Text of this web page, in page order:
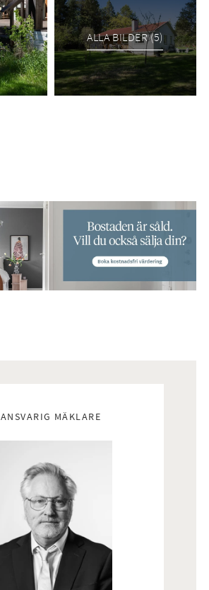
ALLA BILDER (5)
ANSVARIG MÄKLARE